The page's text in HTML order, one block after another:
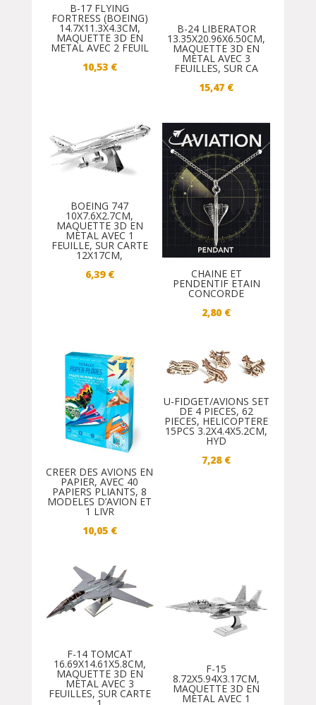
B-17 FLYING
FORTRESS (BOEING)
14.7X11.3X4.3CM,
MAQUETTE 3D EN
METAL AVEC 2 FEUIL
10,53 €
B-24 LIBERATOR
13.35X20.96X6.50CM,
MAQUETTE 3D EN
METAL AVEC 3
FEUILLES, SUR CA
15,47 €
BOEING 747
10X7.6X2.7CM,
MAQUETTE 3D EN
METAL AVEC 1
FEUILLE, SUR CARTE
12X17CM,
6,39 € CHAINE ET
PENDENTIF ETAIN
CONCORDE
2,80 €
CREER DES AVIONS EN
PAPIER, AVEC 40
PAPIERS PLIANTS, 8
MODELES D’AVION ET
1 LIVR
10,05 €
U-FIDGET/AVIONS SET
DE 4 PIECES, 62
PIECES, HELICOPTERE
15PCS 3.2X4.4X5.2CM,
HYD
7,28 €
F-14 TOMCAT
16.69X14.61X5.8CM,
MAQUETTE 3D EN
METAL AVEC 3
FEUILLES, SUR CARTE
F-15
8.72X5.94X3.17CM,
MAQUETTE 3D EN
METAL AVEC 1